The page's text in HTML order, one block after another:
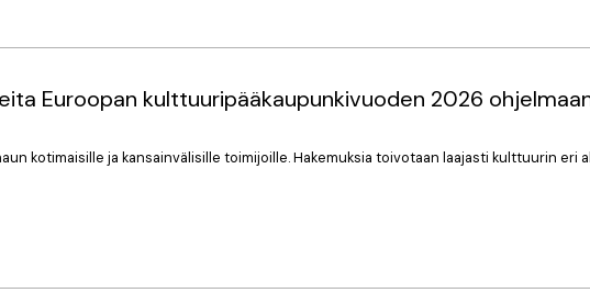
Euroopan kulttuuripääkaupunkivuoden 2026
kotimaisille ja kansainvälisille toimijoille. Hakemuksia toivotaan laajasti kulttuurin eri